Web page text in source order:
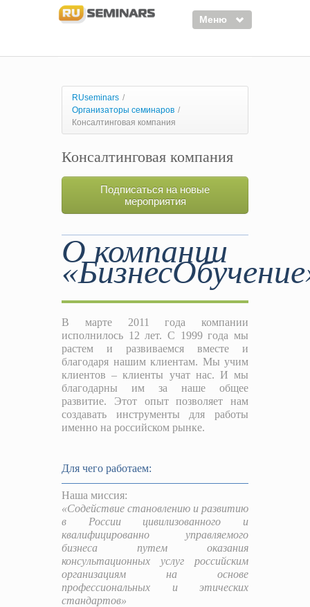
Меню
Курсы
Тренинги
RUseminars /
Организаторы семинаров /
Консалтинговая компания
Консалтинговая компания
Подписаться на новые
мероприятия
О компании
В марте 2011 года компании
исполнилось 12 лет. С 1999 года мы
растем и развиваемся вместе и
благодаря нашим клиентам. Мы учим
клиентов – клиенты учат нас. И мы
благодарны им за наше общее
развитие. Этот опыт позволяет нам
создавать инструменты для работы
именно на российском рынке.
Для чего работаем:
Наша миссия:
«Содействие становлению и развитию
в России цивилизованного и
квалифицированно управляемого
бизнеса путем оказания
консультационных услуг российским
организациям на основе
профессиональных и этических
стандартов»